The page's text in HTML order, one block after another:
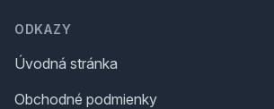
ODKAZY
Úvodná stránka
Obchodné podmienky